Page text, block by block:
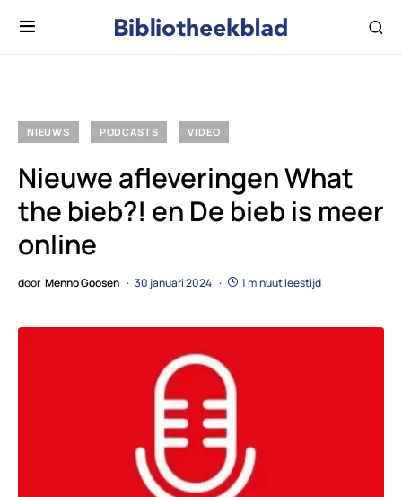
NIEUWS PODCASTS VIDEO
Nieuwe afleveringen What
the bieb?! en De bieb is meer
online
door Menno Goosen 30 januari 2024 1 minuut leestijd